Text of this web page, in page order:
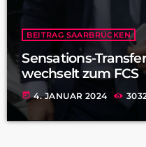
BEITRAG SAARBRÜCKEN
Sensations-
wechselt zum FCS
today 4. JANUAR 2024